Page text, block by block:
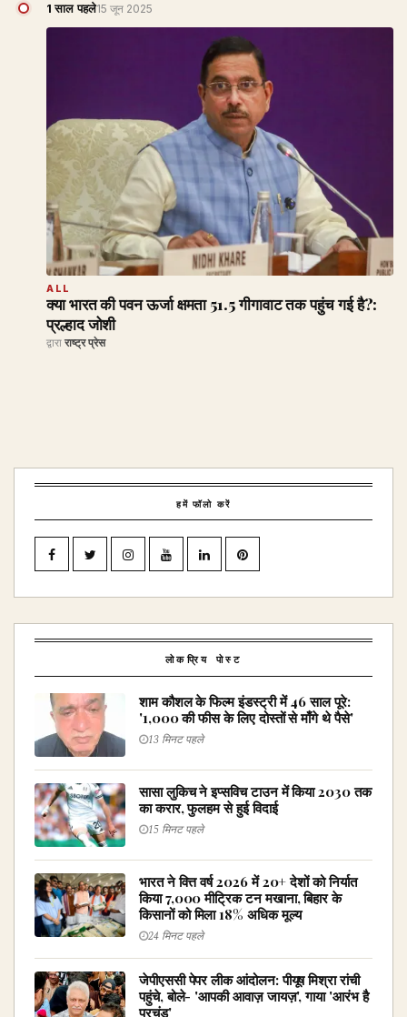
1 साल पहले15 जून 2025
ALL
क्या भारत की पवन ऊर्जा क्षमता 51.5 गीगावाट तक पहुंच गई है?:
प्रल्हाद जोशी
द्वारा राष्ट्र प्रेस
हमें फॉलो करें
लोकप्रिय पोस्ट
शाम कौशल के फिल्म इंडस्ट्री में 46 साल पूरे:
'₹1,000 की फीस के लिए दोस्तों से माँगे थे पैसे'
13 मिनट पहले
सासा लुकिच ने इप्सविच टाउन में किया 2030 तक
का करार, फुलहम से हुई विदाई
15 मिनट पहले
भारत ने वित्त वर्ष 2026 में 20+ देशों को निर्यात
किया 7,000 मीट्रिक टन मखाना, बिहार के
किसानों को मिला 18% अधिक मूल्य
24 मिनट पहले
जेपीएससी पेपर लीक आंदोलन: पीयूष मिश्रा रांची
पहुंचे, बोले- 'आपकी आवाज़ जायज़', गाया 'आरंभ है
प्रचंड'